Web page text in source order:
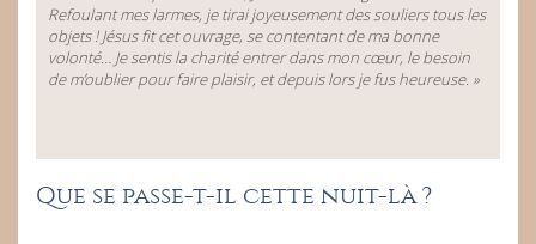
Refoulant mes larmes, je tiraijoyeusementdes souliers tous les
objets ! Jésus fit cet ouvrage, se contentant de ma bonne
volonté… Je sentis la charitéentrer dans mon cœur, le besoin
de m’oublier pour faire plaisir, et depuis lors je fus heureuse. »
Que se passe-t-il cette nuit-là ?